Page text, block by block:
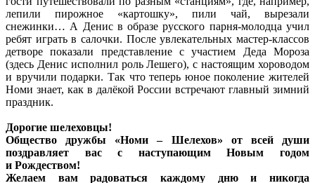
лепили пирожное «картошку», пили чай, вырезали
снежинки… А Денис в образе русского парня-молодца учил
ребят играть в салочки. После увлекательных мастер-классов
детворе показали представление с участием Деда Мороза
(здесь Денис исполнил роль Лешего), с настоящим хороводом
и вручили подарки. Так что теперь юное поколение жителей
Номи знает, как в далёкой России встречают главный зимний
праздник.
Дорогие шелеховцы!
Общество дружбы «Номи – Шелехов» от всей души
поздравляет вас с наступающим Новым годом
и Рождеством!
Желаем вам радоваться каждому дню и никогда